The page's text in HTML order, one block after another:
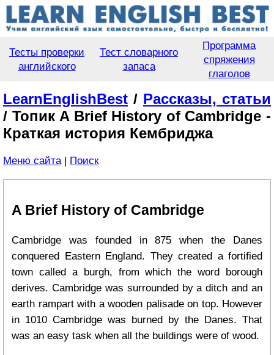
Тесты проверки
английского
Тест словарного
запаса
Программа
спряжения
глаголов
LearnEnglishBest / Рассказы, статьи
/ Топик A Brief History of Cambridge -
Краткая история Кембриджа
Меню сайта| Поиск
A Brief History of Cambridge
Cambridge was founded in 875 when the Danes
conquered Eastern England. They created a fortified
town called a burgh, from which the word borough
derives. Cambridge was surrounded by a ditch and an
earth rampart with a wooden palisade on top. However
in 1010 Cambridge was burned by the Danes. That
was an easy task when all the buildings were of wood.